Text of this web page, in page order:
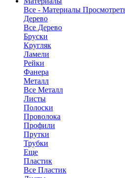
Все - Материалы
Дерево
Все Дерево
Бруски
Кругляк
Ламели
Рейки
Фанера
Металл
Все Металл
Листы
Полоски
Проволока
Профили
Прутки
Трубки
Еще
Пластик
Все Пластик